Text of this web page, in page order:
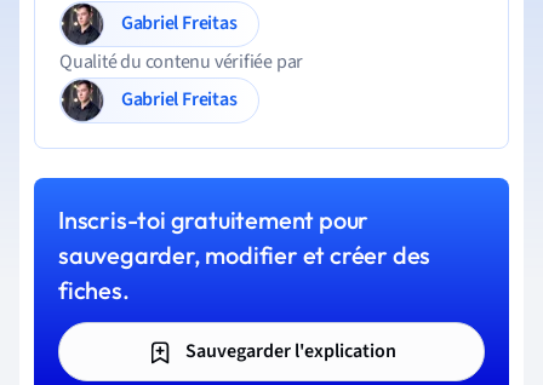
Gabriel Freitas
Qualité du contenu vérifiée par
Gabriel Freitas
Inscris-toi gratuitement pour
sauvegarder, modifier et créer des
fiches.
Sauvegarder l'explication